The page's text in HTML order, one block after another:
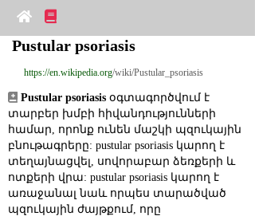
Pustular psoriasis
https://en.wikipedia.org/wiki/Pustular_psoriasis
Pustular psoriasis օգտագործվում է
տարբեր խմբի հիվանդությունների
համար, որոնք ունեն մաշկի պզուկային
բնութագրերը: pustular psoriasis կարող է
տեղայնացվել, սովորաբար ձեռքերի և
ոտքերի վրա: pustular psoriasis կարող է
առաջանալ նաև որպես տարածված
պզուկային ժայթքում, որը